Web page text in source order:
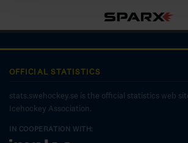
OFFICIAL STATISTICS
stats.swehockey.se is the official statistics web
Icehockey Association.
IN COOPERATION WITH: